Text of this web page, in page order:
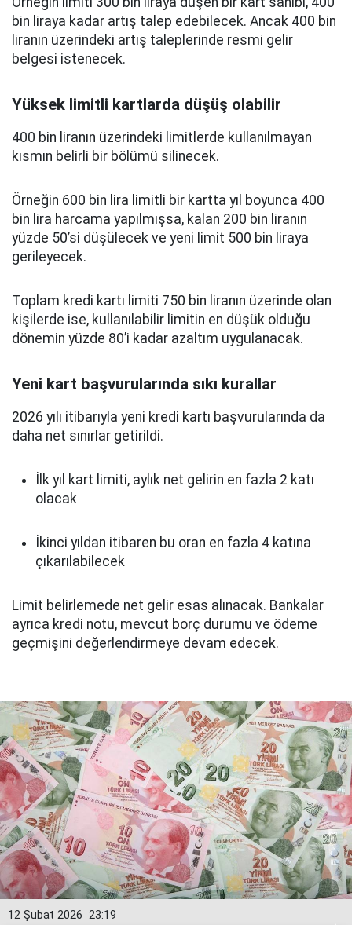
bin liraya kadar artış talep edebilecek. Ancak 400 bin
liranın üzerindeki artış taleplerinde resmi gelir
belgesi istenecek.
Yüksek limitli kartlarda düşüş olabilir
400 bin liranın üzerindeki limitlerde kullanılmayan
kısmın belirli bir bölümü silinecek.
Örneğin 600 bin lira limitli bir kartta yıl boyunca 400
bin lira harcama yapılmışsa, kalan 200 bin liranın
yüzde 50’si düşülecek ve yeni limit 500 bin liraya
gerileyecek.
Toplam kredi kartı limiti 750 bin liranın üzerinde olan
kişilerde ise, kullanılabilir limitin en düşük olduğu
dönemin yüzde 80’i kadar azaltım uygulanacak.
Yeni kart başvurularında sıkı kurallar
2026 yılı itibarıyla yeni kredi kartı başvurularında da
daha net sınırlar getirildi.
İlk yıl kart limiti, aylık net gelirin en fazla 2 katı
olacak
İkinci yıldan itibaren bu oran en fazla 4 katına
çıkarılabilecek
Limit belirlemede net gelir esas alınacak. Bankalar
ayrıca kredi notu, mevcut borç durumu ve ödeme
geçmişini değerlendirmeye devam edecek.
23:19
12 Şubat 2026